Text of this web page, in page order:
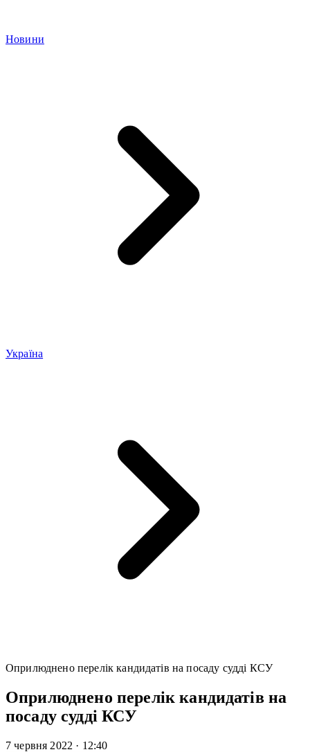
Новини
Україна
Оприлюднено перелік кандидатів на посаду судді КСУ
Оприлюднено перелік кандидатів на
посаду судді КСУ
7 червня 2022 · 12:40